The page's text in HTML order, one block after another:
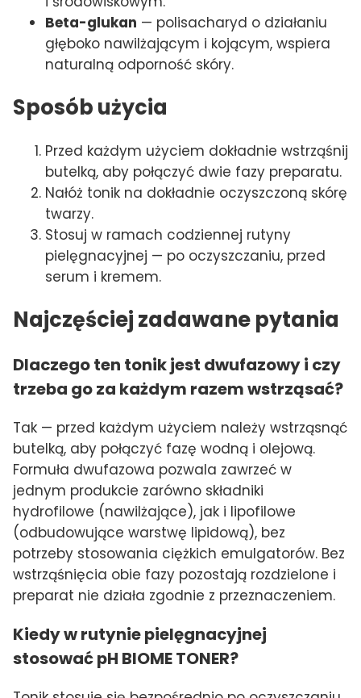
Beta-glukan — polisacharyd o działaniu
głęboko nawilżającym i kojącym, wspiera
naturalną odporność skóry.
Sposób użycia
Przed każdym użyciem dokładnie wstrząśnij
butelką, aby połączyć dwie fazy preparatu.
Nałóż tonik na dokładnie oczyszczoną skórę
twarzy.
Stosuj w ramach codziennej rutyny
pielęgnacyjnej — po oczyszczaniu, przed
serum i kremem.
Najczęściej zadawane pytania
Dlaczego ten tonik jest dwufazowy i czy
trzeba go za każdym razem wstrząsać?
Tak — przed każdym użyciem należy wstrząsnąć
butelką, aby połączyć fazę wodną i olejową.
Formuła dwufazowa pozwala zawrzeć w
jednym produkcie zarówno składniki
hydrofilowe (nawilżające), jak i lipofilowe
(odbudowujące warstwę lipidową), bez
potrzeby stosowania ciężkich emulgatorów. Bez
wstrząśnięcia obie fazy pozostają rozdzielone i
preparat nie działa zgodnie z przeznaczeniem.
Kiedy w rutynie pielęgnacyjnej
stosować pH BIOME TONER?